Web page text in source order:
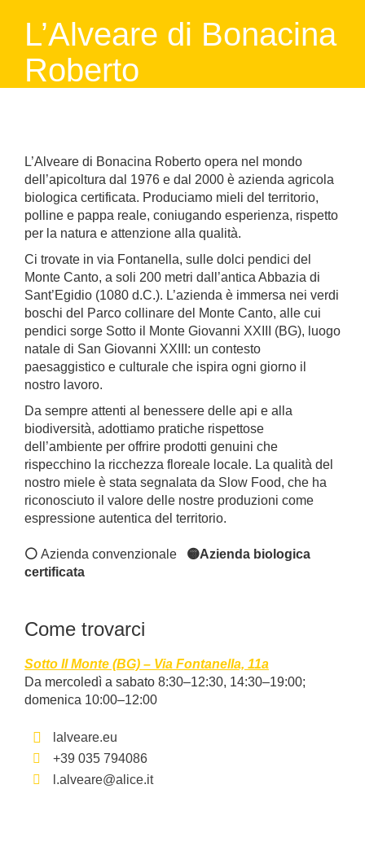
L’Alveare di Bonacina
Roberto
L’Alveare di Bonacina Roberto opera nel mondo
dell’apicoltura dal 1976 e dal 2000 è azienda agricola
biologica certificata. Produciamo mieli del territorio,
polline e pappa reale, coniugando esperienza, rispetto
per la natura e attenzione alla qualità.
Ci trovate in via Fontanella, sulle dolci pendici del
Monte Canto, a soli 200 metri dall’antica Abbazia di
Sant’Egidio (1080 d.C.). L’azienda è immersa nei verdi
boschi del Parco collinare del Monte Canto, alle cui
pendici sorge Sotto il Monte Giovanni XXIII (BG), luogo
natale di San Giovanni XXIII: un contesto
paesaggistico e culturale che ispira ogni giorno il
nostro lavoro.
Da sempre attenti al benessere delle api e alla
biodiversità, adottiamo pratiche rispettose
dell’ambiente per offrire prodotti genuini che
rispecchino la ricchezza floreale locale. La qualità del
nostro miele è stata segnalata da Slow Food, che ha
riconosciuto il valore delle nostre produzioni come
espressione autentica del territorio.
⚪️ Azienda convenzionale 🟡Azienda biologica
certificata
Come trovarci
Sotto Il Monte (BG) – Via Fontanella, 11a
Da mercoledì a sabato 8:30–12:30, 14:30–19:00;
domenica 10:00–12:00
lalveare.eu
+39 035 794086
l.alveare@alice.it